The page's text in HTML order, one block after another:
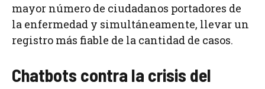
mayor número de ciudadanos portadores de
la enfermedad y simultáneamente, llevar un
registro más fiable de la cantidad de casos.
Chatbots contra la crisis del